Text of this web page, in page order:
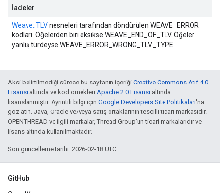
İadeler
Weave::TLVnesneleri tarafından döndürülen WEAVE_ERROR
kodları. Öğelerden biri eksikse WEAVE_END_OF_TLV. Öğeler
yanlış türdeyse WEAVE_ERROR_WRONG_TLV_TYPE.
Aksi belirtilmediği sürece bu sayfanın içeriği Creative Commons Atıf 4.0
Lisansı altında ve kod örnekleri Apache 2.0 Lisansı altında
lisanslanmıştır. Ayrıntılı bilgi için Google Developers Site Politikaları'na
göz atın. Java, Oracle ve/veya satış ortaklarının tescilli ticari markasıdır.
OPENTHREAD ve ilgili markalar, Thread Group'un ticari markalarıdır ve
lisans altında kullanılmaktadır.
Son güncelleme tarihi: 2026-02-18 UTC.
GitHub